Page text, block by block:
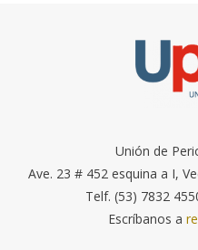
Unión de
Ave. 23 # 452 esquina a I,
Telf. (53) 7832
Escríbanos a